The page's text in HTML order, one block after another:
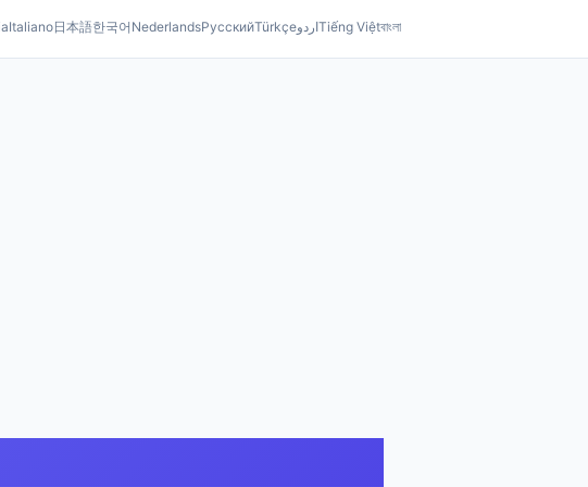
Italiano日本語한국어 NederlandsРусскийTürkçeاردوTiếng Việtবাংলা